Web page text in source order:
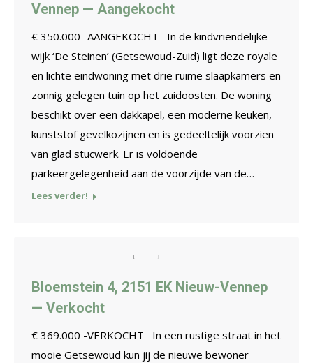
Vennep — Aangekocht
€ 350.000 -AANGEKOCHT In de kindvriendelijke
wijk ‘De Steinen’ (Getsewoud-Zuid) ligt deze royale
en lichte eindwoning met drie ruime slaapkamers en
zonnig gelegen tuin op het zuidoosten. De woning
beschikt over een dakkapel, een moderne keuken,
kunststof gevelkozijnen en is gedeeltelijk voorzien
van glad stucwerk. Er is voldoende
parkeergelegenheid aan de voorzijde van de…
Lees verder!
Bloemstein 4, 2151 EK Nieuw-Vennep
— Verkocht
€ 369.000 -VERKOCHT In een rustige straat in het
mooie Getsewoud kun jij de nieuwe bewoner